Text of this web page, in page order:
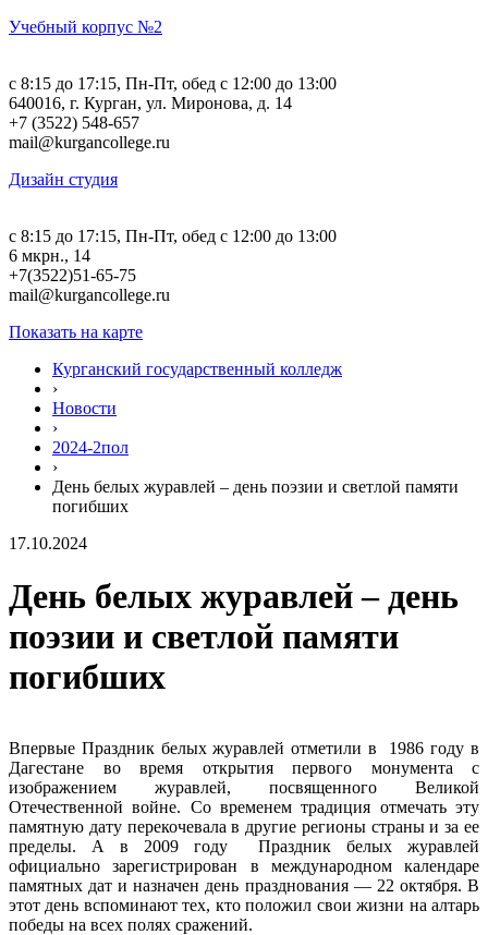
Учебный корпус №2
c 8:15 до 17:15, Пн-Пт, обед с 12:00 до 13:00
640016, г. Курган, ул. Миронова, д. 14
+7 (3522) 548-657
mail@kurgancollege.ru
Дизайн студия
c 8:15 до 17:15, Пн-Пт, обед с 12:00 до 13:00
6 мкрн., 14
+7(3522)51-65-75
mail@kurgancollege.ru
Показать на карте
Курганский государственный колледж
›
Новости
›
2024-2пол
›
День белых журавлей – день поэзии и светлой памяти
погибших
17.10.2024
День белых журавлей – день
поэзии и светлой памяти
погибших
Впервые Праздник белых журавлей отметили в 1986 году в
Дагестане во время открытия первого монумента с
изображением журавлей, посвященного Великой
Отечественной войне. Со временем традиция отмечать эту
памятную дату перекочевала в другие регионы страны и за ее
пределы. А в 2009 году Праздник белых журавлей
официально зарегистрирован в международном календаре
памятных дат и назначен день празднования — 22 октября. В
этот день вспоминают тех, кто положил свои жизни на алтарь
победы на всех полях сражений.